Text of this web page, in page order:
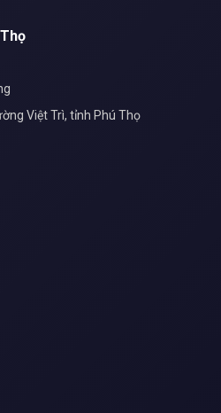
Việt Trì, tỉnh Phú Thọ